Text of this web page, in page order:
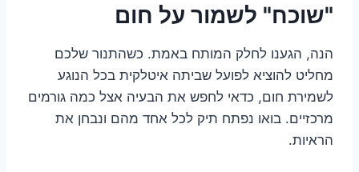
"שוכח" לשמור על חום
הנה, הגענו לחלק המותח באמת. כשהתנור שלכם
מחליט להוציא לפועל שביתה איטלקית בכל הנוגע
לשמירת חום, כדאי לחפש את הבעיה אצל כמה גורמים
מרכזיים. בואו נפתח תיק לכל אחד מהם ונבחן את
הראיות.